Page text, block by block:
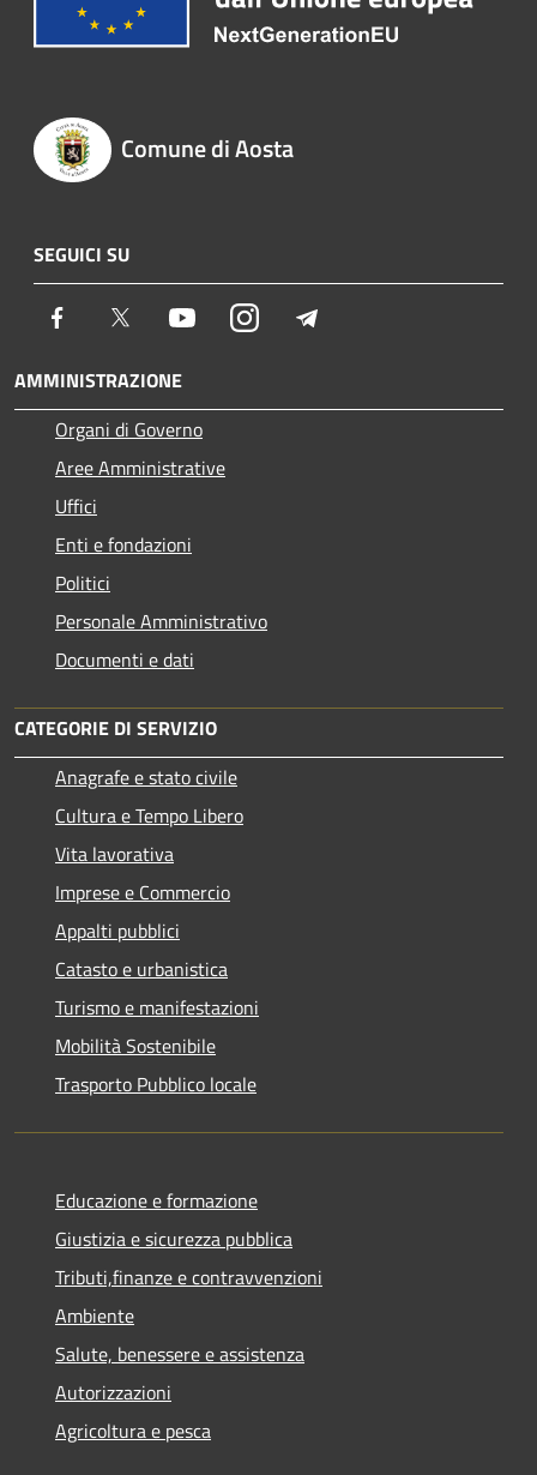
Comune di Aosta
SEGUICI SU
Facebook Twitter YoutubeInstagram
AMMINISTRAZIONE
Organi di Governo
Aree Amministrative
Uffici
Enti e fondazioni
Politici
Personale Amministrativo
Documenti e dati
CATEGORIE DI SERVIZIO
Anagrafe e stato civile
Cultura e Tempo Libero
Vita lavorativa
Imprese e Commercio
Appalti pubblici
Catasto e urbanistica
Turismo e manifestazioni
Mobilità Sostenibile
Trasporto Pubblico locale
Educazione e formazione
Giustizia e sicurezza pubblica
Tributi,finanze e contravvenzioni
Ambiente
Salute, benessere e assistenza
Autorizzazioni
Agricoltura e pesca